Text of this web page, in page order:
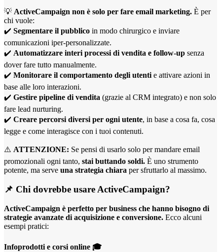
💡 ActiveCampaign non è solo per fare email marketing. È per
chi vuole:
✔️ Segmentare il pubblico in modo chirurgico e inviare
comunicazioni iper-personalizzate.
✔️ Automatizzare interi processi di vendita e follow-up senza
dover fare tutto manualmente.
✔️ Monitorare il comportamento degli utenti e attivare azioni in
base alle loro interazioni.
✔️ Gestire pipeline di vendita (grazie al CRM integrato) e non solo
fare lead nurturing.
✔️ Creare percorsi diversi per ogni utente, in base a cosa fa, cosa
legge e come interagisce con i tuoi contenuti.
⚠️ ATTENZIONE: Se pensi di usarlo solo per mandare email
promozionali ogni tanto, stai buttando soldi. È uno strumento
potente, ma serve una strategia chiara per sfruttarlo al massimo.
📌 Chi dovrebbe usare ActiveCampaign?
ActiveCampaign è perfetto per business che hanno bisogno di
strategie avanzate di acquisizione e conversione. Ecco alcuni
esempi pratici:
Infoprodotti e corsi online 🎓